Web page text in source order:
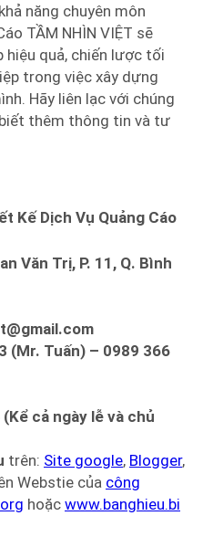
năng chuyên môn
TẦM NHÌN VIỆT sẽ
hiệu quả, chiến lược tối
trong việc xây dựng
Hãy liên lạc với chúng
thêm thông tin và tư
Kế Dịch Vụ Quảng Cáo
Văn Trị, P. 11, Q. Bình
(Mr. Tuấn) – 0989 366
cả ngày lễ và chủ
trên: Site google, Blogger,
Webstie của công
hoặc www.banghieu.bi